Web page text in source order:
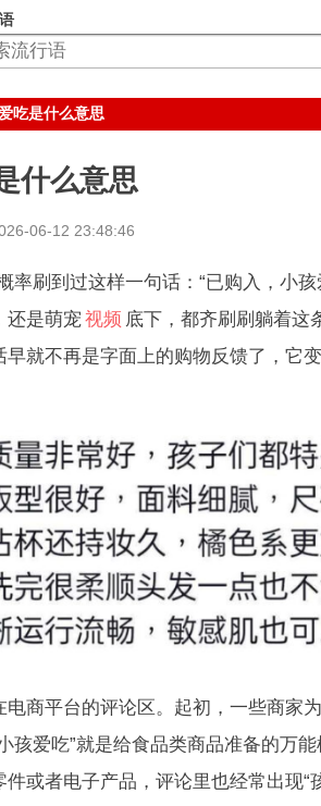
吃是什么意思
什么意思
06-12 23:48:46
率刷到过这样一句话：“已购入，小
还是萌宠视频 底下，都齐刷刷躺着这
就不再是字面上的购物反馈了，它
平台的评论区。起初，一些商家
孩爱吃”就是给食品类商品准备的万
或者电子产品，评论里也经常出现“